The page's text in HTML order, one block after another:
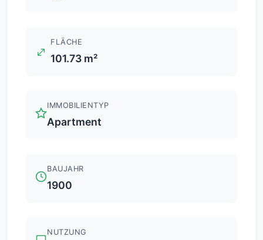
FLÄCHE
101.73 m²
IMMOBILIENTYP
Apartment
BAUJAHR
1900
NUTZUNG